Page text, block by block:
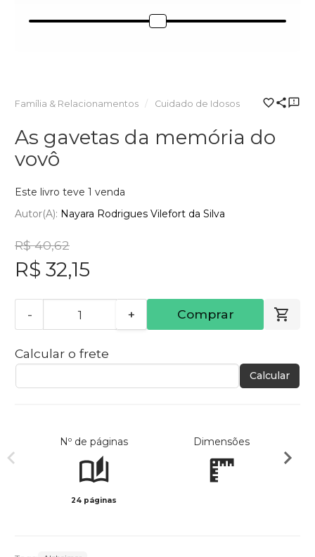
Família & Relacionamentos Cuidado de Idosos
As gavetas da memória do
vovô
Este livro teve 1 venda
Autor(a): Nayara Rodrigues Vilefort da Silva
R$ 40,62
R$ 32,15
- + Comprar
Calcular o frete
Calcular
Nº de páginas
24 páginas
Dimensões